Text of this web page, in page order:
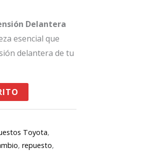
Delantera
esencial que
delantera de tu
Toyota,
,repuesto,